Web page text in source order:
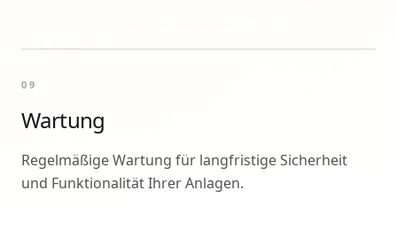
09
Wartung
Regelmäßige Wartung für langfristige Sicherheit
und Funktionalität Ihrer Anlagen.